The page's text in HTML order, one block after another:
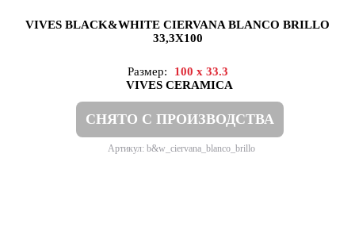
VIVES BLACK&WHITE CIERVANA BLANCO BRILLO
33,3X100
Размер:
100 x 33.3
VIVES CERAMICA
СНЯТО С ПРОИЗВОДСТВА
Артикул: b&w_ciervana_blanco_brillo